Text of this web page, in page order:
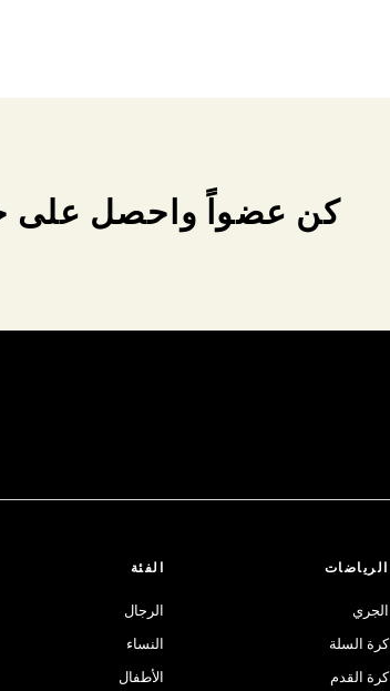
كن عضواً واحصل على
الرياضات
الجري
كرة السلة
كرة القدم
الفئة
الرجال
النساء
الأطفال